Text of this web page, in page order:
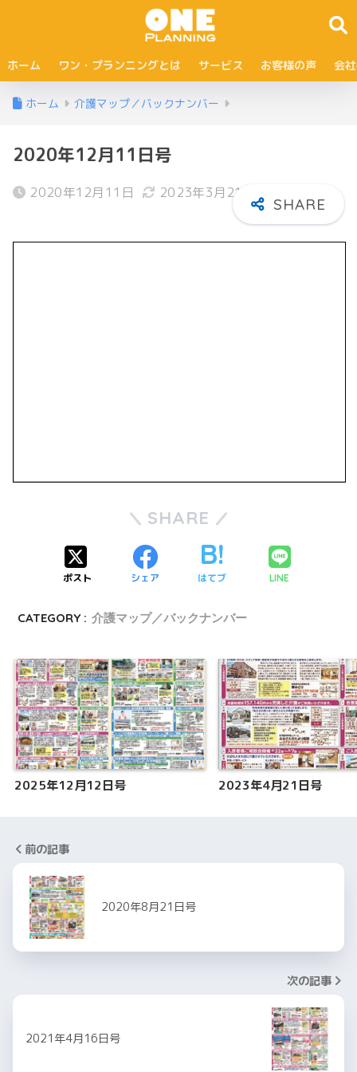
ホーム ワン・プランニングとは サービス お客様の声 会
ホーム 介護マップ／バックナンバー
2020年12月11日号
2020年12月11日 2023年3月21日
SHARE
ポスト シェア はてブ LINE
CATEGORY : 介護マップ／バックナンバー
2025年12月12日号 2023年4月21日号
前の記事
2020年8月21日号
次の記事
2021年4月16日号